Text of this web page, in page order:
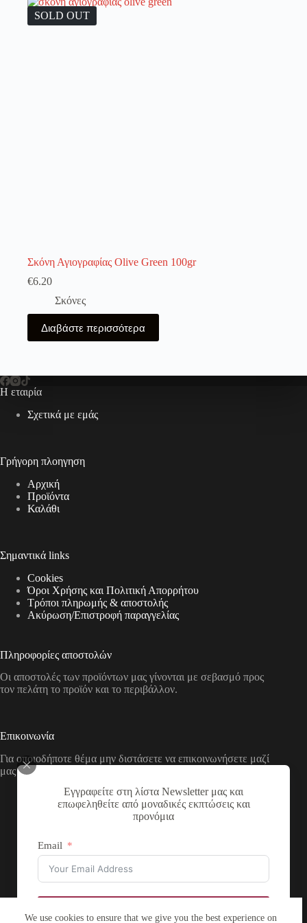
λειτουργία του site. Διαβάστε περισσότερα στο
Εγγραφείτε στη λίστα Newsletter μας και
επωφεληθείτε από μοναδικές εκπτώσεις και
προνόμια
Email
We use cookies to ensure that we give you the best experience on
SOLD OUT
Σκόνη Αγιογραφίας Olive Green 100gr
€6.20
Σκόνες
Διαβάστε περισσότερα
Η εταιρία
Σχετικά με εμάς
Γρήγορη πλοηγηση
Αρχική
Προϊόντα
Καλάθι
Σημαντικά links
Cookies
Όροι Χρήσης και Πολιτική Απορρήτου
Τρόποι πληρωμής & αποστολής
Aκύρωση/Επιστροφή παραγγελίας
Πληροφορίες αποστολών
Οι αποστολές των προϊόντων μας γίνονται με σεβασμό προς
τον πελάτη το προϊόν και το περιβάλλον.
Επικοινωνία
Για οποιοδήποτε θέμα μην διστάσετε να επικοινωνήσετε μαζί
μας με τους παρακάτω τρόπους
Διεύθυνση:
Νικολάου Χάσου 19, ΤΚ 53100, Φλώρινα,
Τηλέφωνο:
+30 2385 503290
Email: